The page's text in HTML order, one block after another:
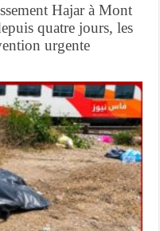
Hajar à Mont
quatre jours, les
urgente